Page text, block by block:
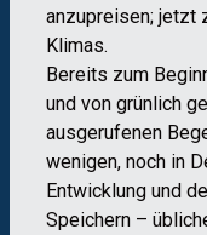
anzupreisen; jetzt
Klimas.
Bereits zum
und von grünlich
ausgerufenen
wenigen, noch in
Entwicklung und
Speichern –